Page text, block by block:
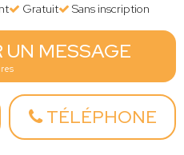
Gratuit Sans inscription
UN MESSAGE
TÉLÉPHONE